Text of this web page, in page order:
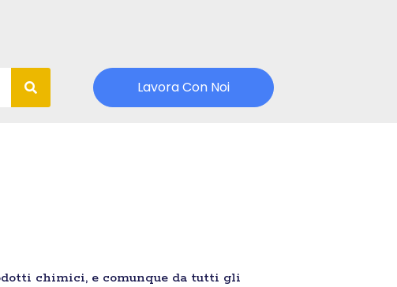
Lavora Con Noi
chimici, e comunque da tutti gli